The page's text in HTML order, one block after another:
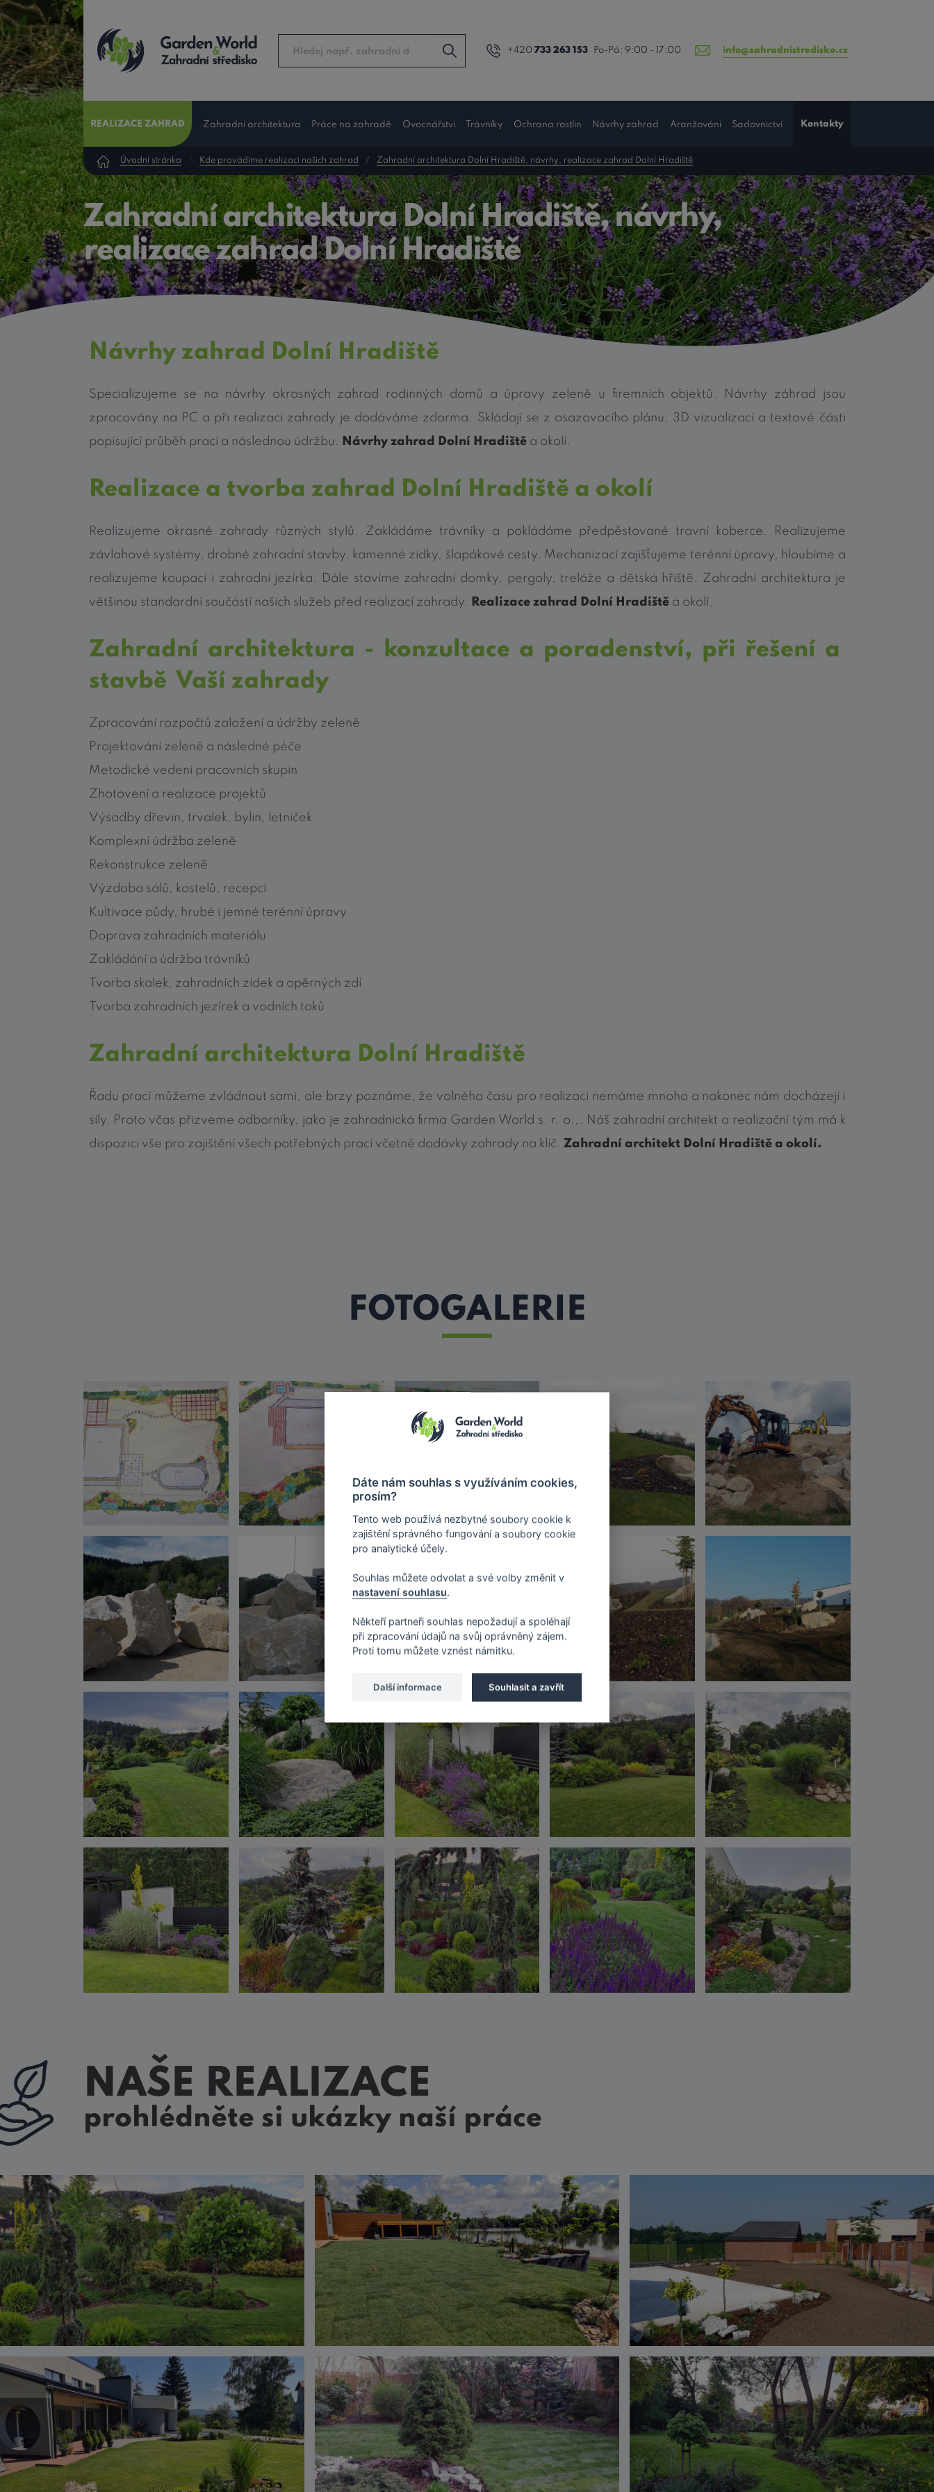
+420 733 263 153 Po-Pá: 9:00 - 17:00 info@zahradnistredisko.cz
REALIZACE ZAHRAD Zahradní architektura Práce na zahradě Ovocnářství Trávníky Ochrana rostlin Návrhy zahrad Aranžování Sadovnictví Kontakty
Úvodní stránka Kde provádíme realizaci našich zahrad Zahradní architektura Dolní Hradiště, návrhy, realizace zahrad Dolní Hradiště
Zahradní architektura Dolní Hradiště, návrhy,
realizace zahrad Dolní Hradiště
Návrhy zahrad Dolní Hradiště
Specializujeme se na návrhy okrasných zahrad rodinných domů a úpravy zeleně u firemních objektů. Návrhy záhrad jsou
zpracovány na PC a při realizaci zahrady je dodáváme zdarma. Skládají se z osazovacího plánu, 3D vizualizací a textové části
popisující průběh prací a následnou údržbu.
Návrhy zahrad Dolní Hradištěa okolí.
Realizace a tvorba zahrad Dolní Hradiště a okolí
Realizujeme okrasné zahrady různých stylů. Zakládáme trávníky a pokládáme předpěstované travní koberce. Realizujeme
závlahové systémy, drobné zahradní stavby, kamenné zídky, šlapákové cesty. Mechanizací zajišťujeme terénní úpravy, hloubíme a
realizujeme koupací i zahradní jezírka. Dále stavíme zahradní domky, pergoly, treláže a dětská hřiště. Zahradní architektura je
většinou standardní součástí našich služeb před realizací zahrady.
Realizace zahrad Dolní Hradištěa okolí.
Zahradní architektura - konzultace a poradenství, při řešení a
stavbě Vaší zahrady
Zpracování rozpočtů založení a údržby zeleně
Projektování zeleně a následné péče
Metodické vedení pracovních skupin
Zhotovení a realizace projektů
Výsadby dřevin, trvalek, bylin, letniček
Komplexní údržba zeleně
Rekonstrukce zeleně
Výzdoba sálů, kostelů, recepcí
Kultivace půdy, hrubé i jemné terénní úpravy
Doprava zahradních materiálu
Zakládání a údržba trávníků
Tvorba skalek, zahradních zídek a opěrných zdí
Tvorba zahradních jezírek a vodních toků
Zahradní architektura Dolní Hradiště
Řadu prací můžeme zvládnout sami, ale brzy poznáme, že volného času pro realizaci nemáme mnoho a nakonec nám docházejí i
síly. Proto včas přizveme odborníky, jako je zahradnická firma Garden World s. r. o.,. Náš zahradní architekt a realizační tým má k
dispozici vše pro zajištění všech potřebných prací včetně dodávky zahrady na klíč. Zahradní architekt Dolní Hradiště a okolí.
FOTOGALERIE
NAŠE REALIZACE
prohlédněte si ukázky naší práce
Realizace a kompletní
Liberecku
Zobrazit realizaci
Zobrazit realizaci
Realizace okrasné zahrady
v Liberci
Zobrazit realizaci
Realizace malé úpravy
zahrady v Mladé Boleslavi
Zobrazit realizaci
Realizace přírodní zahrady
Náchod
Zobrazit realizaci
Dáte nám souhlas s využíváním cookies,
prosím?
Tento web používá nezbytné soubory cookie k
zajištění správného fungování a soubory cookie
pro analytické účely.
Souhlas můžete odvolat a své volby změnit v
nastavení souhlasu.
Někteří partneři souhlas nepožadují a spoléhají
při zpracování údajů na svůj oprávněný zájem.
Proti tomu můžete vznést námitku.
Další informace Souhlasit a zavřít